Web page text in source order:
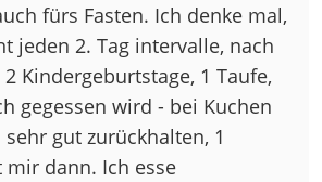
fürs Fasten. Ich denke mal,
jeden 2. Tag intervalle, nach
Kindergeburtstage, 1 Taufe,
gegessen wird - bei Kuchen
gut zurückhalten, 1
mir dann. Ich esse